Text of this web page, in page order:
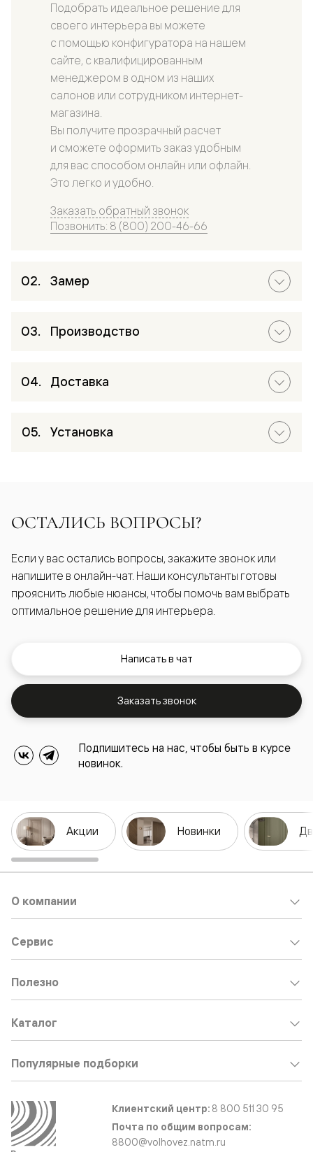
Подобрать идеальное решение для
своего интерьера вы можете
с помощью конфигуратора на нашем
сайте, с квалифицированным
менеджером в одном из наших
салонов или сотрудником интернет-
магазина.
Вы получите прозрачный расчет
и сможете оформить заказ удобным
для вас способом онлайн или офлайн.
Это легко и удобно.
Заказать обратный звонок
Позвонить: 8 (800) 200-46-66
Замер
Производство
Доставка
Установка
ОСТАЛИСЬ ВОПРОСЫ?
Если у вас остались вопросы, закажите звонок или
напишите в онлайн-чат. Наши консультанты готовы
прояснить любые нюансы, чтобы помочь вам выбрать
оптимальное решение для интерьера.
Написать в чат
Заказать звонок
Подпишитесь на нас, чтобы быть в курсе
новинок.
Акции Новинки
О компании
Сервис
Полезно
Каталог
Популярные подборки
Клиентский центр: 8 800 511 30 95
Почта по общим вопросам:
8800@volhovez.natm.ru